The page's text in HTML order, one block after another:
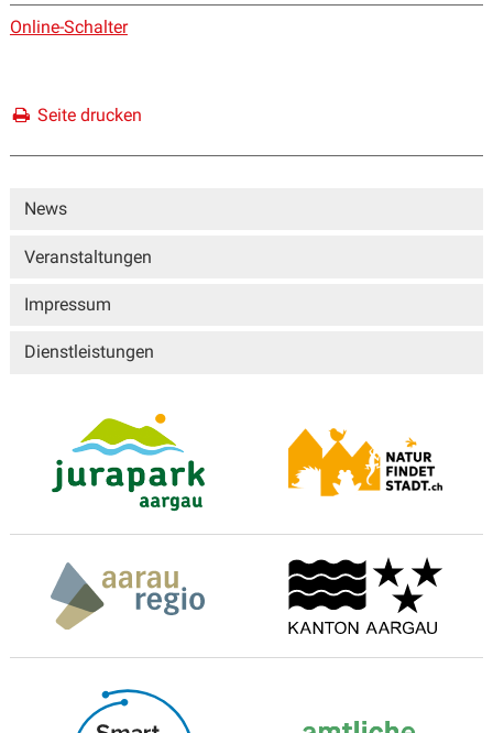
Online-Schalter
Seite drucken
Sidebar
News
Veranstaltungen
Impressum
Dienstleistungen